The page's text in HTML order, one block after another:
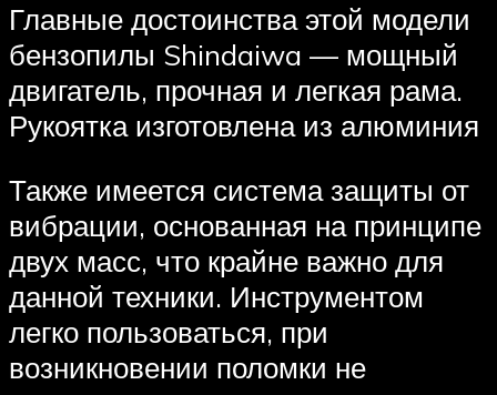
Главные достоинства этой модели
бензопилы Shindaiwa — мощный
двигатель, прочная и легкая рама.
Рукоятка изготовлена из алюминия
Также имеется система защиты от
вибрации, основанная на принципе
двух масс, что крайне важно для
данной техники. Инструментом
легко пользоваться, при
возникновении поломки не